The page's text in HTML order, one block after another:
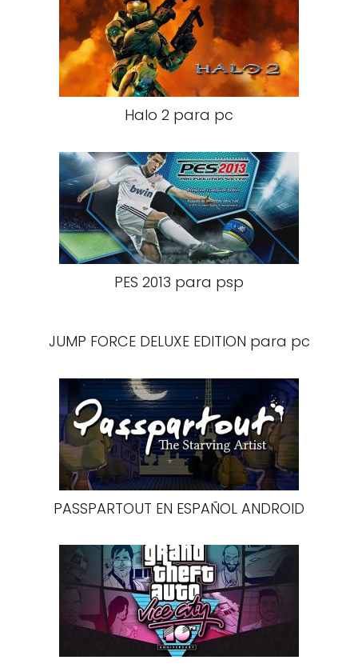
Halo 2 para pc
PES 2013 para psp
JUMP FORCE DELUXE EDITION para pc
PASSPARTOUT EN ESPAÑOL ANDROID